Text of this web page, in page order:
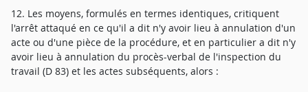
12. Les moyens, formulés en termes identiques, critiquent
l'arrêt attaqué en ce qu'il a dit n'y avoir lieu à annulation d'un
acte ou d'une pièce de la procédure, et en particulier a dit n'y
avoir lieu à annulation du procès-verbal de l'inspection du
travail (D 83) et les actes subséquents, alors :